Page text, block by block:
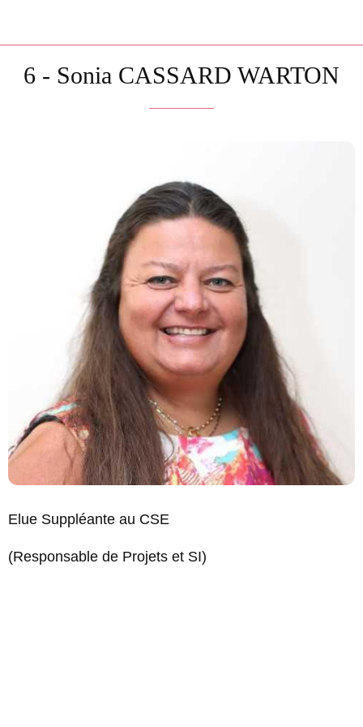
6 - Sonia CASSARD WARTON
Elue Suppléante au CSE
(Responsable de Projets et SI)